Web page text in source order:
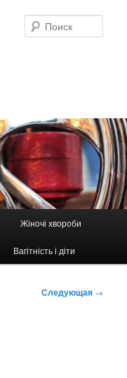
Жіночі хвороби
Вагітність і діти
Следующая →